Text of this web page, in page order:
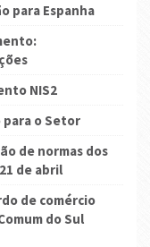
para Espanha
NIS2
para o Setor
de normas dos
de abril
de comércio
do Sul